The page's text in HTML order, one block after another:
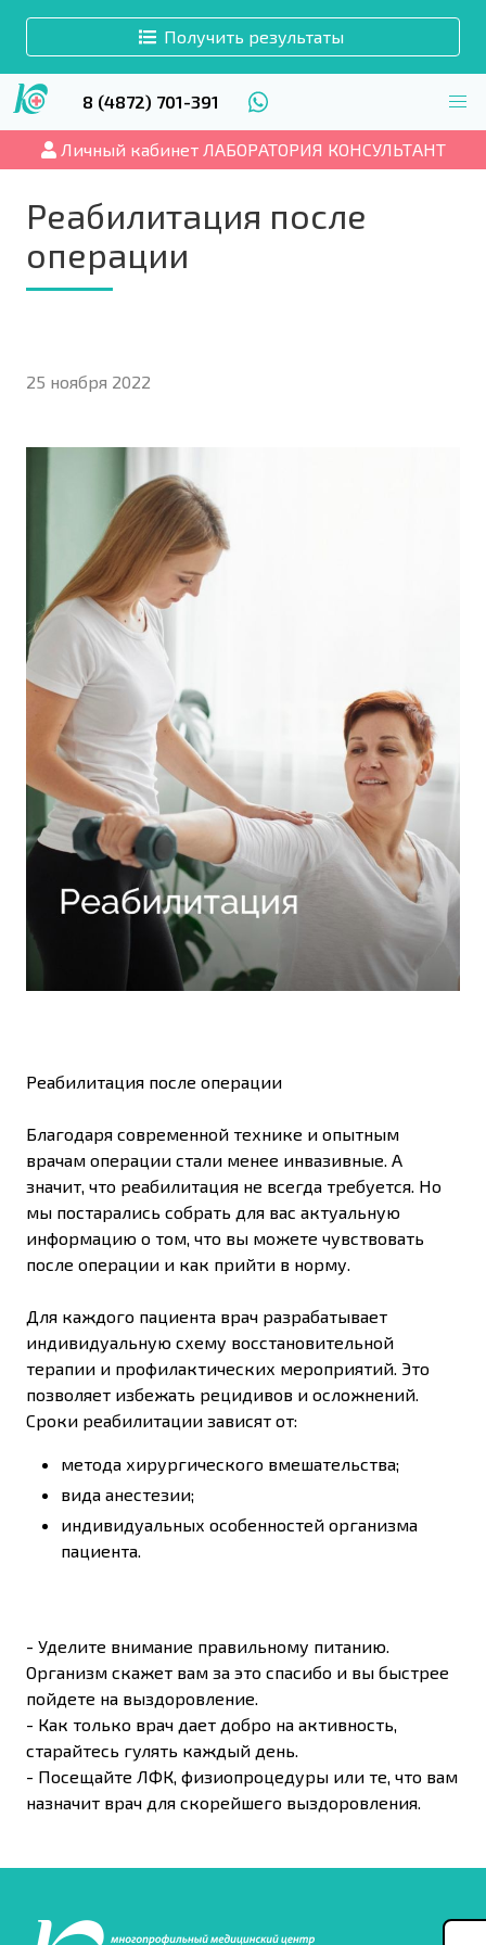
Получить результаты
8 (4872) 701-391
Личный кабинет ЛАБОРАТОРИЯ КОНСУЛЬТАНТ
Реабилитация после
операции
25 ноября 2022
Реабилитация после операции
Благодаря современной технике и опытным
врачам операции стали менее инвазивные. А
значит, что реабилитация не всегда требуется. Но
мы постарались собрать для вас актуальную
информацию о том, что вы можете чувствовать
после операции и как прийти в норму.
Для каждого пациента врач разрабатывает
индивидуальную схему восстановительной
терапии и профилактических мероприятий. Это
позволяет избежать рецидивов и осложнений.
Сроки реабилитации зависят от:
метода хирургического вмешательства;
вида анестезии;
индивидуальных особенностей организма
пациента.
- Уделите внимание правильному питанию.
Организм скажет вам за это спасибо и вы быстрее
пойдете на выздоровление.
- Как только врач дает добро на активность,
старайтесь гулять каждый день.
- Посещайте ЛФК, физиопроцедуры или те, что вам
назначит врач для скорейшего выздоровления.